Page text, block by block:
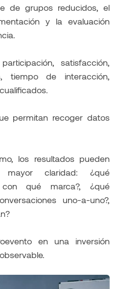
de grupos reducidos, el
y la evaluación
satisfacción,
tiempo de interacción,
permitan recoger datos
los resultados pueden
mayor claridad: ¿qué
qué marca?, ¿qué
uno-a-uno?,
en una inversión